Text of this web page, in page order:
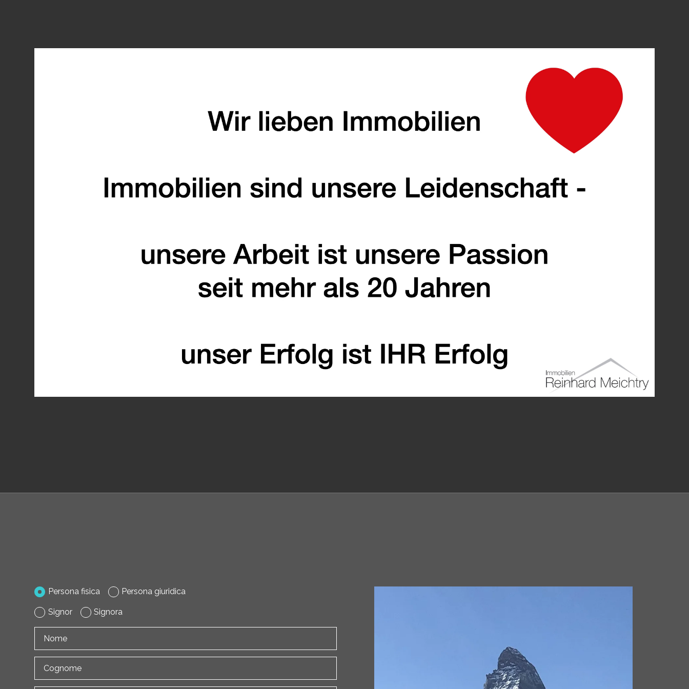
Persona fisica Persona giuridica
Signor Signora
Nome
Cognome